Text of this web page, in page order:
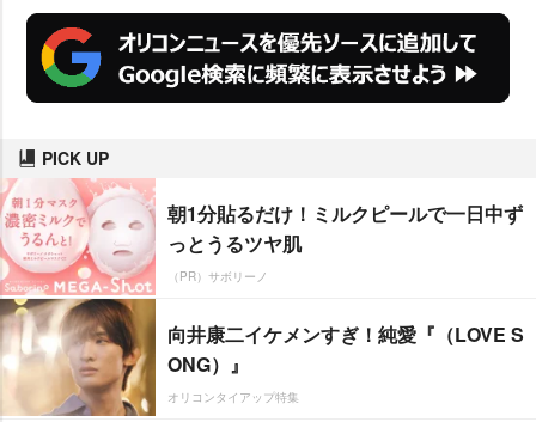
PICK UP
朝1分貼るだけ！ミルクピールで一日中ず
っとうるツヤ肌
（PR）サボリーノ
向井康二イケメンすぎ！純愛『（LOVE S
ONG）』
オリコンタイアップ特集